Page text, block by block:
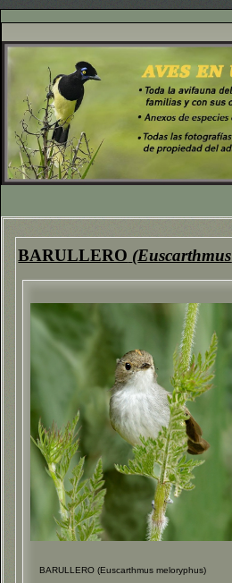
BARULLERO (Euscarthmus
BARULLERO (Euscarthmus meloryphus)